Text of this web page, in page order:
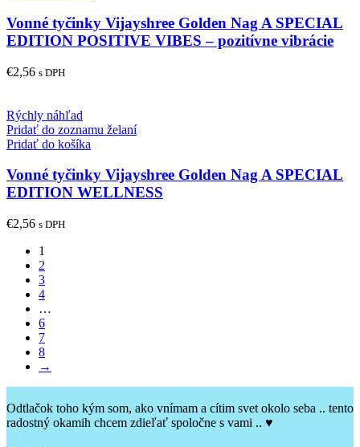
Vonné tyčinky Vijayshree Golden Nag A SPECIAL
EDITION POSITIVE VIBES – pozitívne vibrácie
€2,56 s DPH
Rýchly náhľad
Pridať do zoznamu želaní
Pridať do košíka
Vonné tyčinky Vijayshree Golden Nag A SPECIAL
EDITION WELLNESS
€2,56 s DPH
1
2
3
4
…
6
7
8
→
Odtlačok toho kým som, ako vnímam a cítim svet okolo seba .. tento
radostný okamih chcem zdieľať spoločne s vami .. ♥